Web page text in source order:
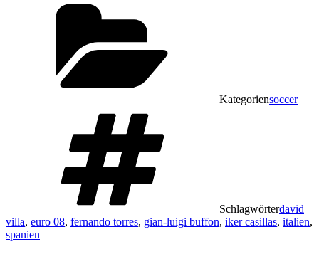
Kategoriensoccer
Schlagwörterdavid
villa, euro 08, fernando torres, gian-luigi buffon, iker casillas, italien,
spanien